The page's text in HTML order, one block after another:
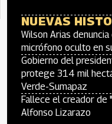
NUEVAS
Wilson Arias
micrófono oculto en
Gobierno del
protege 314 mil
Verde-Sumapaz
Fallece el creador de
Alfonso Lizarazo